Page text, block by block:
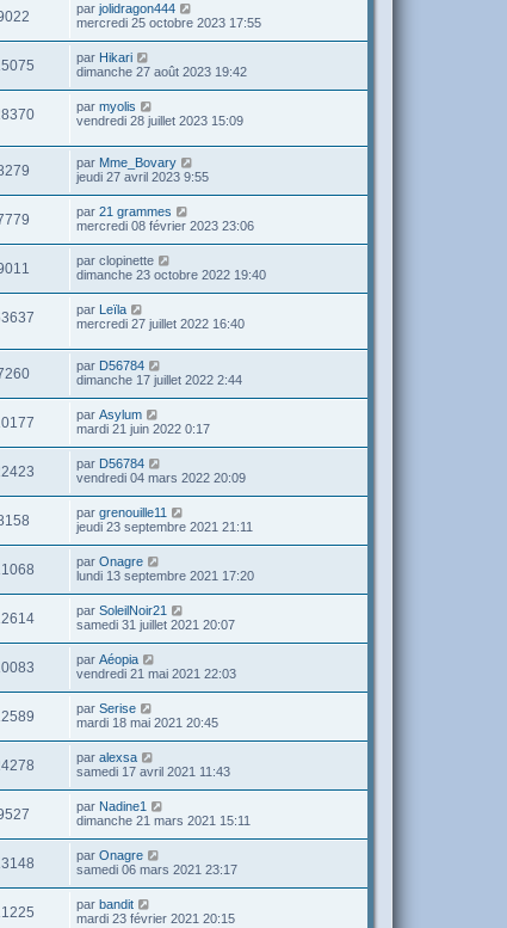
par jolidragon444
mercredi 25 octobre 2023 17:55
par Hikari
dimanche 27 août 2023 19:42
par myolis
vendredi 28 juillet 2023 15:09
par Mme_Bovary
jeudi 27 avril 2023 9:55
par 21 grammes
mercredi 08 février 2023 23:06
par clopinette
dimanche 23 octobre 2022 19:40
par Leïla
mercredi 27 juillet 2022 16:40
par D56784
dimanche 17 juillet 2022 2:44
par Asylum
mardi 21 juin 2022 0:17
par D56784
vendredi 04 mars 2022 20:09
par grenouille11
jeudi 23 septembre 2021 21:11
par Onagre
lundi 13 septembre 2021 17:20
par SoleilNoir21
samedi 31 juillet 2021 20:07
par Aéopia
vendredi 21 mai 2021 22:03
par Serise
mardi 18 mai 2021 20:45
par alexsa
samedi 17 avril 2021 11:43
par Nadine1
dimanche 21 mars 2021 15:11
par Onagre
samedi 06 mars 2021 23:17
par bandit
mardi 23 février 2021 20:15